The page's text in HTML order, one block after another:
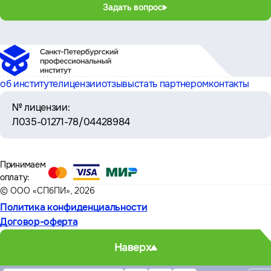
Задать вопрос
об институтелицензииотзывыстать партнеромконтакты
№ лицензии:
Л035-01271-78/04428984
© ООО «СПбПИ», 2026
Политика конфиденциальности
Договор-оферта
Принимаем
оплату:
Наверх